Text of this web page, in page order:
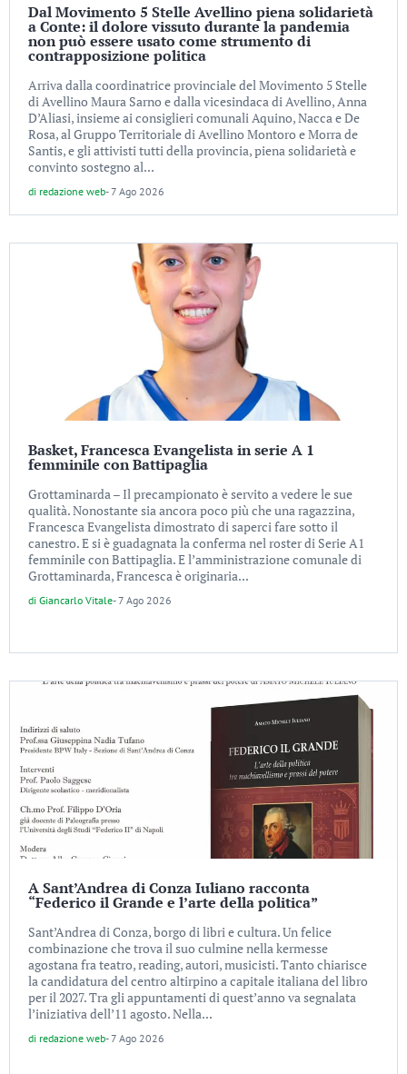
Dal Movimento 5 Stelle Avellino piena solidarietà
a Conte: il dolore vissuto durante la pandemia
non può essere usato come strumento di
contrapposizione politica
Arriva dalla coordinatrice provinciale del Movimento 5 Stelle
di Avellino Maura Sarno e dalla vicesindaca di Avellino, Anna
D’Aliasi, insieme ai consiglieri comunali Aquino, Nacca e De
Rosa, al Gruppo Territoriale di Avellino Montoro e Morra de
Santis, e gli attivisti tutti della provincia, piena solidarietà e
convinto sostegno al...
di redazione web-7 Ago 2026
Basket, Francesca Evangelista in serie A 1
femminile con Battipaglia
Grottaminarda – Il precampionato è servito a vedere le sue
qualità. Nonostante sia ancora poco più che una ragazzina,
Francesca Evangelista dimostrato di saperci fare sotto il
canestro. E si è guadagnata la conferma nel roster di Serie A1
femminile con Battipaglia. E l’amministrazione comunale di
Grottaminarda, Francesca è originaria...
di Giancarlo Vitale-7 Ago 2026
A Sant’Andrea di Conza Iuliano racconta
“Federico il Grande e l’arte della politica”
Sant’Andrea di Conza, borgo di libri e cultura. Un felice
combinazione che trova il suo culmine nella kermesse
agostana fra teatro, reading, autori, musicisti. Tanto chiarisce
la candidatura del centro altirpino a capitale italiana del libro
per il 2027. Tra gli appuntamenti di quest’anno va segnalata
l’iniziativa dell’11 agosto. Nella...
di redazione web-7 Ago 2026